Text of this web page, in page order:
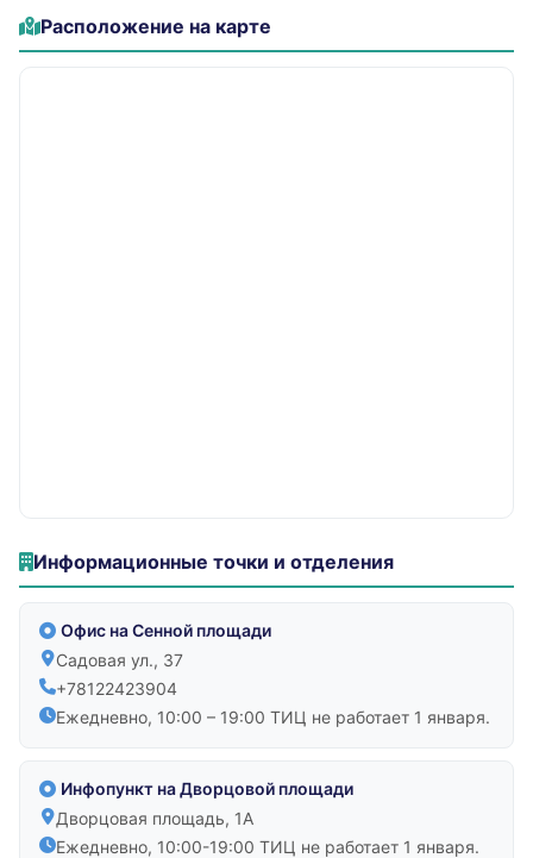
Расположение на карте
Информационные точки и отделения
Офис на Сенной площади
Садовая ул., 37
+78122423904
Ежедневно, 10:00 – 19:00 ТИЦ не работает 1 января.
Инфопункт на Дворцовой площади
Дворцовая площадь, 1A
Ежедневно, 10:00-19:00 ТИЦ не работает 1 января.